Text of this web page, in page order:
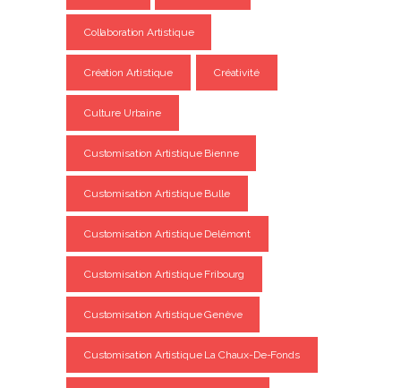
Collaboration Artistique
Création Artistique Créativité
Culture Urbaine
Customisation Artistique Bienne
Customisation Artistique Bulle
Customisation Artistique Delémont
Customisation Artistique Fribourg
Customisation Artistique Genève
Customisation Artistique La Chaux-De-Fonds